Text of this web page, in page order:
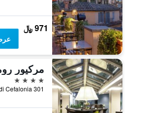
971 ﷼
4 نجوم